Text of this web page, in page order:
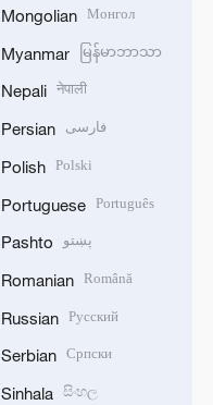
Mongolian Монгол
Myanmar မြန်မာဘာသာ
Nepali नेपाली
Persian فارسی
Polish Polski
Portuguese Português
Pashto پښتو
Romanian Română
Russian Русский
Serbian Српски
Sinhala සිංහල